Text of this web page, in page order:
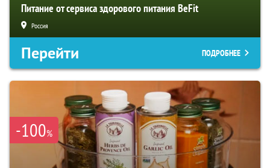
Питание от сервиса здорового питания BeFit
Россия
Перейти ПОДРОБНЕЕ
-100%